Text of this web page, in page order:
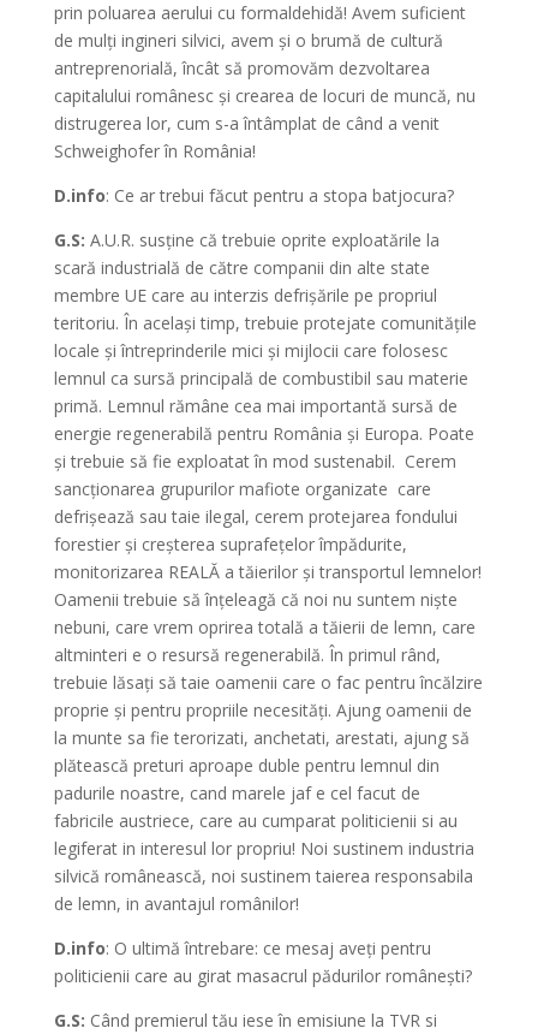
prin poluarea aerului cu formaldehidă! Avem suficient
de mulți ingineri silvici, avem și o brumă de cultură
antreprenorială, încât să promovăm dezvoltarea
capitalului românesc și crearea de locuri de muncă, nu
distrugerea lor, cum s-a întâmplat de când a venit
Schweighofer în România!
D.info: Ce ar trebui făcut pentru a stopa batjocura?
G.S: A.U.R. susține că trebuie oprite exploatările la
scară industrială de către companii din alte state
membre UE care au interzis defrișările pe propriul
teritoriu. În același timp, trebuie protejate comunitățile
locale și întreprinderile mici și mijlocii care folosesc
lemnul ca sursă principală de combustibil sau materie
primă. Lemnul rămâne cea mai importantă sursă de
energie regenerabilă pentru România și Europa. Poate
și trebuie să fie exploatat în mod sustenabil. Cerem
sancționarea grupurilor mafiote organizate care
defrișează sau taie ilegal, cerem protejarea fondului
forestier și creșterea suprafețelor împădurite,
monitorizarea REALĂ a tăierilor și transportul lemnelor!
Oamenii trebuie să înțeleagă că noi nu suntem niște
nebuni, care vrem oprirea totală a tăierii de lemn, care
altminteri e o resursă regenerabilă. În primul rând,
trebuie lăsați să taie oamenii care o fac pentru încălzire
proprie și pentru propriile necesități. Ajung oamenii de
la munte sa fie terorizati, anchetati, arestati, ajung să
plătească preturi aproape duble pentru lemnul din
padurile noastre, cand marele jaf e cel facut de
fabricile austriece, care au cumparat politicienii si au
legiferat in interesul lor propriu! Noi sustinem industria
silvică românească, noi sustinem taierea responsabila
de lemn, in avantajul românilor!
D.info: O ultimă întrebare: ce mesaj aveți pentru
politicienii care au girat masacrul pădurilor românești?
G.S: Când premierul tău iese în emisiune la TVR si